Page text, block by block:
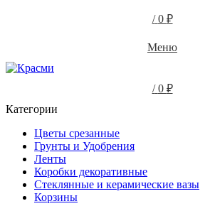
/ 0 ₽
Меню
/ 0 ₽
Категории
Цветы срезанные
Грунты и Удобрения
Ленты
Коробки декоративные
Стеклянные и керамические вазы
Корзины